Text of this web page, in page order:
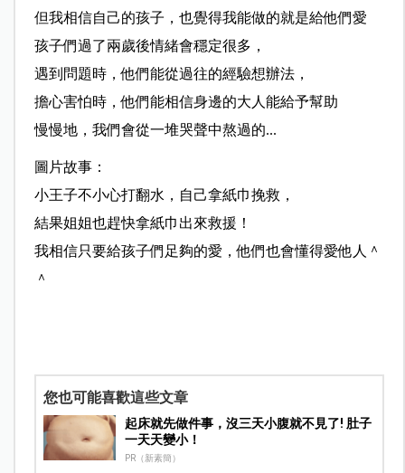
但我相信自己的孩子，也覺得我能做的就是給他們愛
孩子們過了兩歲後情緒會穩定很多，
遇到問題時，他們能從過往的經驗想辦法，
擔心害怕時，他們能相信身邊的大人能給予幫助
慢慢地，我們會從一堆哭聲中熬過的...
圖片故事：
小王子不小心打翻水，自己拿紙巾挽救，
結果姐姐也趕快拿紙巾出來救援！
我相信只要給孩子們足夠的愛，他們也會懂得愛他人＾
＾
您也可能喜歡這些文章
起床就先做件事，沒三天小腹就不見了! 肚子
一天天變小！
PR（新素簡）